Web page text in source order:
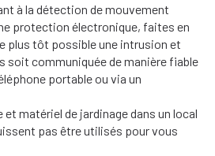
à la détection de mouvement
protection électronique, faites en
plus tôt possible une intrusion et
soit communiquée de manière fiable
portable ou via un
et matériel de jardinage dans un local
pas être utilisés pour vous